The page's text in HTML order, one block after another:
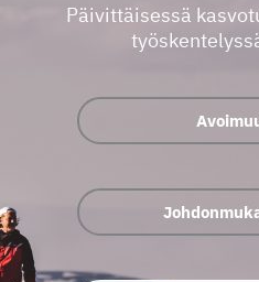
Päivittäisessä